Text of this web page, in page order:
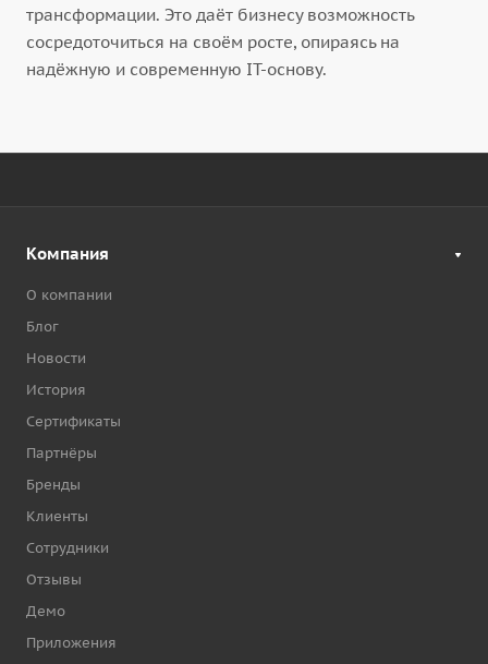
трансформации. Это даёт бизнесу возможность
сосредоточиться на своём росте, опираясь на
надёжную и современную IT-основу.
Компания
О компании
Блог
Новости
История
Сертификаты
Партнёры
Бренды
Клиенты
Сотрудники
Отзывы
Демо
Приложения